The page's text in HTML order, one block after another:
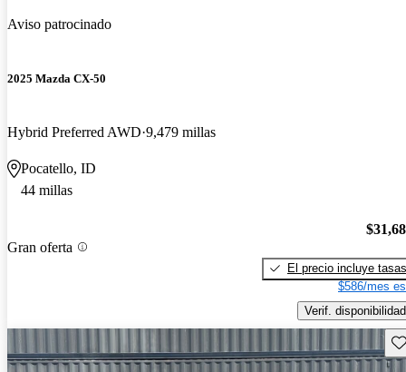
Aviso patrocinado
2025 Mazda CX-50
Hybrid Preferred AWD 9,479 millas
Pocatello, ID
44 millas
Gran oferta
El precio incluye tasas
$586/mes
Verif. disponibilidad